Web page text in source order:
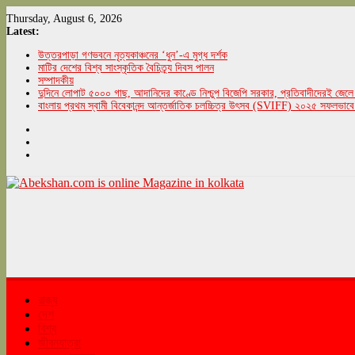
Skip
to
Thursday, August 6, 2026
Latest:
উত্তরপাড়া গণভবনে নৃত্যকাঞ্চনের ‘ধুন’-এ মুগ্ধ দর্শক
মাটির দেশের বিশ্ব সাংস্কৃতিক বৈচিত্র্য দিবস পালন
সম্পাদকীয়
দুদিনে লোপাট ৫০০০ গাছ, আদানিদের কাণ্ডে নিশ্চুপ বিজেপি সরকার, প্রতিবাদীদেরই
বাংলায় প্রথম স্বামী বিবেকানন্দ আন্তর্জাতিক চলচ্চিত্র উৎসব (SVIFF) ২০২৫
in
kolkata
abekshan.com
রাজ্য
দেশ
বিশ্ব
জীবনযাত্রা